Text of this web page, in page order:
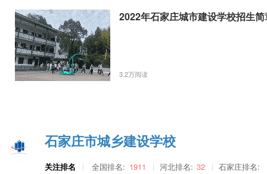
（三）报考中等职业学校志愿的考生，体检工作由招生学校在新生
应根据自身条件填报。
（四）2021年经市教育局审批的特殊班级录取名单（电子版和考生
原标题：2021年石家庄高中录取分数线、填报志愿、招生录取安排
2022年石家庄城市建设学校招生简
3.2万阅读
石家庄市城乡建设学校
关注排名 全国排名: 1911 河北排名: 32 石家庄排名: